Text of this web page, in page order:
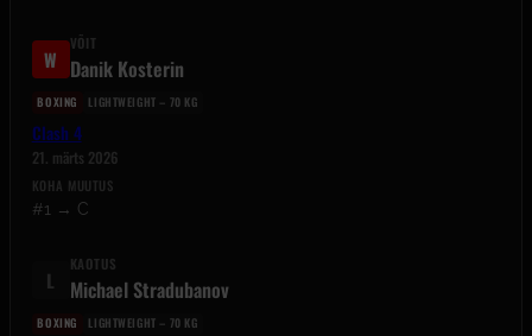
W
VÕIT
Danik Kosterin
BOXING LIGHTWEIGHT – 70 KG
Clash 4
21. märts 2026
KOHA MUUTUS
#1 → C
L
KAOTUS
Michael Stradubanov
BOXING LIGHTWEIGHT – 70 KG